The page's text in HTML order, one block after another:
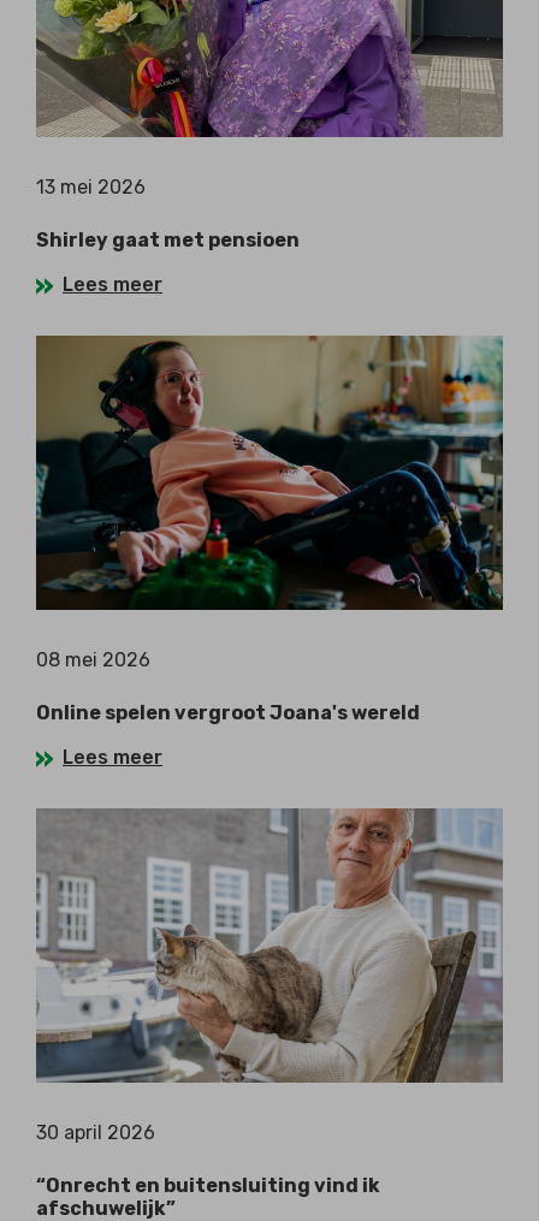
13 mei 2026
Shirley gaat met pensioen
Lees meer
08 mei 2026
Online spelen vergroot Joana's wereld
Lees meer
30 april 2026
“Onrecht en buitensluiting vind ik
afschuwelijk”